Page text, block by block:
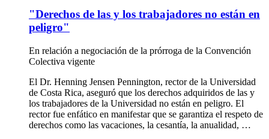
"Derechos de las y los trabajadores no están en
peligro"
En relación a negociación de la prórroga de la Convención
Colectiva vigente
El Dr. Henning Jensen Pennington, rector de la Universidad
de Costa Rica, aseguró que los derechos adquiridos de las y
los trabajadores de la Universidad no están en peligro. El
rector fue enfático en manifestar que se garantiza el respeto de
derechos como las vacaciones, la cesantía, la anualidad, …